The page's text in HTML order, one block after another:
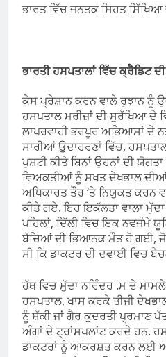
ਭਾਰਤ ਵਿੱਚ ਜਨਤਕ ਸਿਹਤ
ਭਾਰਤੀ ਹਸਪਤਾਲਾਂ ਵਿੱਚ ਕ੍ਰੈਡਿਟ
ਕੇਸ ਪ੍ਰੇਸ਼ਾਨ ਕਰਨ ਵਾਲੇ ਰੁਝਾਨ ਨੂੰ
ਹਸਪਤਾਲ ਮਰੀਜ਼ਾਂ ਦੀ ਸੁਰੱਖਿਆ ਦੇ
ਲਾਪਰਵਾਹੀ ਭਰਪੂਰ ਅਭਿਆਸਾਂ ਦੇ
ਸਾਰੀਆਂ ਉਦਾਹਰਣਾਂ ਵਿੱਚ,
ਪੁਸ਼ਟੀ ਕੀਤੇ ਬਿਨਾਂ ਉਹਨਾਂ ਦੀ
ਵਿਅਕਤੀਆਂ ਨੂੰ ਸਖਤ ਦੇਖਭਾਲ
ਅਧਿਕਾਰਤ ਤੌਰ ‘ਤੇ ਨਿਯੁਕਤ ਕਰਨ
ਕੀਤੇ ਗਏ. ਇਹ ਇਕੱਲਤਾ ਵਾਲਾ
ਪਹਿਲਾਂ, ਦਿੱਲੀ ਵਿਚ ਇਕ ਨਵਜੰਮੇ
ਬੱਚਿਆਂ ਦੀ ਭਿਆਨਕ ਮੌਤ ਹੋ ਗਈ,
ਸੀ ਕਿ ਡਾਕਟਰ ਦੀ ਦਵਾਈ ਵਿਚ
ਹੱਥ ਵਿਚ ਮੁੱਦਾ ਨਰਿੰਦਰ .ਮ ਦੇ
ਹਸਪਤਾਲ, ਖਾਸ ਕਰਕੇ ਤੀਜੀ
ਨੂੰ ਸ਼ੱਕੀ ਜਾਂ ਗੈਰ ਕੁਦਰਤੀ ਪ੍ਰਮਾਣ
ਅੰਗਾਂ ਦੇ ਟ੍ਰਾਂਸਪਲਾਂਟ ਕਰਦੇ ਹਨ.
ਡਾਕਟਰਾਂ ਨੂੰ ਆਕਰਸ਼ਤ ਕਰਨ ਲਈ